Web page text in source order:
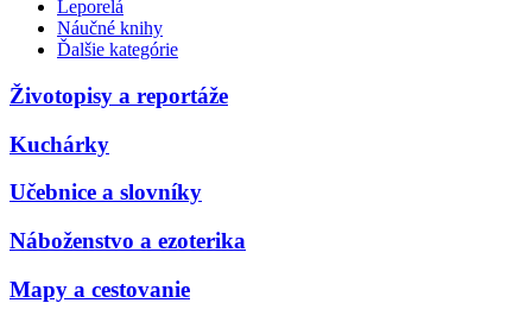
Leporelá
Náučné knihy
Ďalšie kategórie
Životopisy a reportáže
Kuchárky
Učebnice a slovníky
Náboženstvo a ezoterika
Mapy a cestovanie